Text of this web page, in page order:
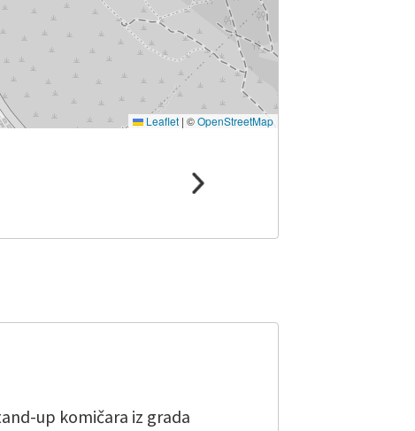
Leaflet | ©OpenStreetMap
up komičara iz grada